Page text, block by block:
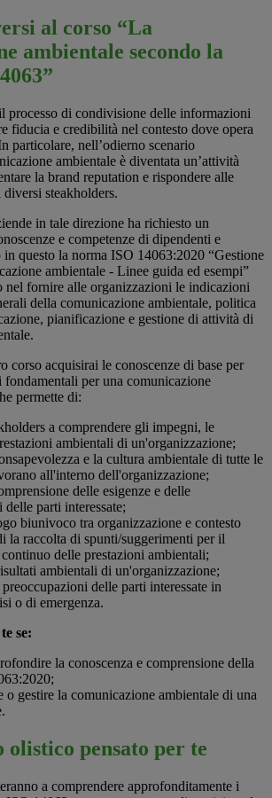
al corso “La
ambientale secondo la
processo di condivisione delle informazioni
fiducia e credibilità nel contesto dove opera
particolare, nell’odierno scenario
ambientale è diventata un’attività
la brand reputation e rispondere alle
steakholders.
in tale direzione ha richiesto un
e competenze di dipendenti e
questo la norma ISO 14063:2020 “Gestione
ambientale - Linee guida ed esempi”
nel fornire alle organizzazioni le indicazioni
della comunicazione ambientale, politica
pianificazione e gestione di attività di
corso acquisirai le conoscenze di base per
fondamentali per una comunicazione
permette di:
a comprendere gli impegni, le
ambientali di un'organizzazione;
e la cultura ambientale di tutte le
all'interno dell'organizzazione;
delle esigenze e delle
parti interessate;
biunivoco tra organizzazione e contesto
la raccolta di spunti/suggerimenti per il
delle prestazioni ambientali;
ambientali di un'organizzazione;
delle parti interessate in
o di emergenza.
se:
la conoscenza e comprensione della
o gestire la comunicazione ambientale di una
olistico pensato per te
a comprendere approfonditamente i